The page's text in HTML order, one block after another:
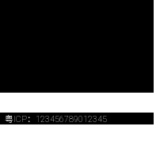
ICP：123456789012345